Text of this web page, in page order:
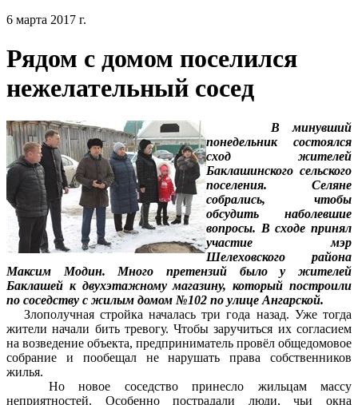
6 марта 2017 г.
Рядом с домом поселился
нежелательный сосед
В минувший
понедельник состоялся
сход жителей
Баклашинского сельского
поселения. Селяне
собрались, чтобы
обсудить наболевшие
вопросы. В сходе принял
участие мэр
Шелеховского района
Максим Модин. Много претензий было у жителей
Баклашей к двухэтажному магазину, который построили
по соседству с жилым домом №102 по улице Ангарской.
Злополучная стройка началась три года назад. Уже тогда
жители начали бить тревогу. Чтобы заручиться их согласием
на возведение объекта, предприниматель провёл общедомовое
собрание и пообещал не нарушать права собственников
жилья.
Но новое соседство принесло жильцам массу
неприятностей. Особенно пострадали люди, чьи окна